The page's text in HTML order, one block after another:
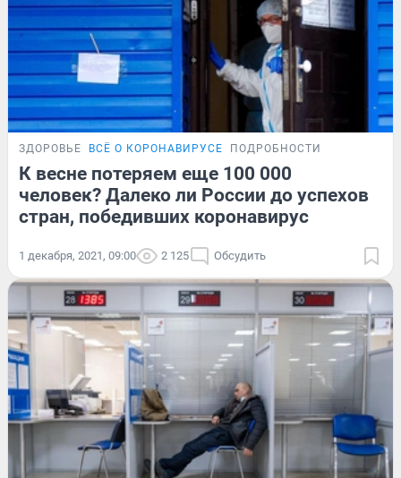
ЗДОРОВЬЕ ВСЁ О КОРОНАВИРУСЕ ПОДРОБНОСТИ
К весне потеряем еще 100 000
человек? Далеко ли России до успехов
стран, победивших коронавирус
1 декабря, 2021, 09:00 2 125 Обсудить